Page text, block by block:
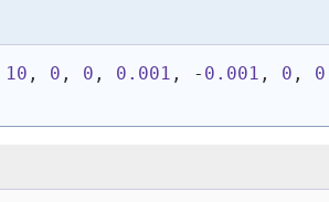
10 , 0 , 0 , 0.001 , - 0.001 , 0 , 0